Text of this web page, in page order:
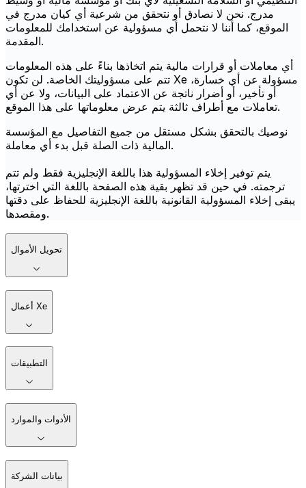
مدرج. نحن لا نصادق أو نتحقق من شرعية أي كيان مدرج في
الموقع، كما أننا لا نتحمل أي مسؤولية عن استخدامك للمعلومات
المقدمة.
أي معاملات أو قرارات مالية يتم اتخاذها بناءً على هذه المعلومات
تتم على مسؤوليتك الخاصة. لن تكون Xe مسؤولة عن أي خسارة،
أو تأخير، أو أضرار ناتجة عن الاعتماد على البيانات، ولا عن أي
تعاملات مع أطراف ثالثة يتم عرض معلوماتها على هذا الموقع.
نوصيك بالتحقق بشكل مستقل من جميع التفاصيل مع المؤسسة
المالية ذات الصلة قبل بدء أي معاملة.
يتم توفير إخلاء المسؤولية هذا باللغة الإنجليزية فقط ولم تتم
ترجمته. في حين قد تظهر بقية هذه الصفحة باللغة التي اخترتها،
يبقى إخلاء المسؤولية القانونية باللغة الإنجليزية للحفاظ على دقتها
ومقصدها.
تحويل الأموال
أعمال Xe
التطبيقات
الأدوات والموارد
بيانات الشركة